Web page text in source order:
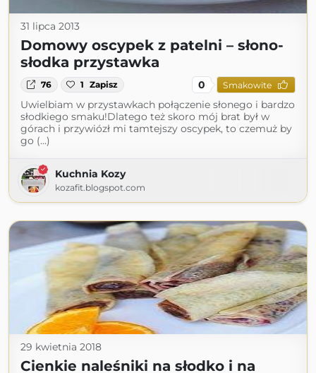
31 lipca 2013
Domowy oscypek z patelni – słono-
słodka przystawka
76 1 Zapisz 0 Smakowite
Uwielbiam w przystawkach połączenie słonego i bardzo
słodkiego smaku!Dlatego też skoro mój brat był w
górach i przywiózł mi tamtejszy oscypek, to czemuż by
go (...)
Kuchnia Kozy
kozafit.blogspot.com
29 kwietnia 2018
Cienkie naleśniki na słodko i na